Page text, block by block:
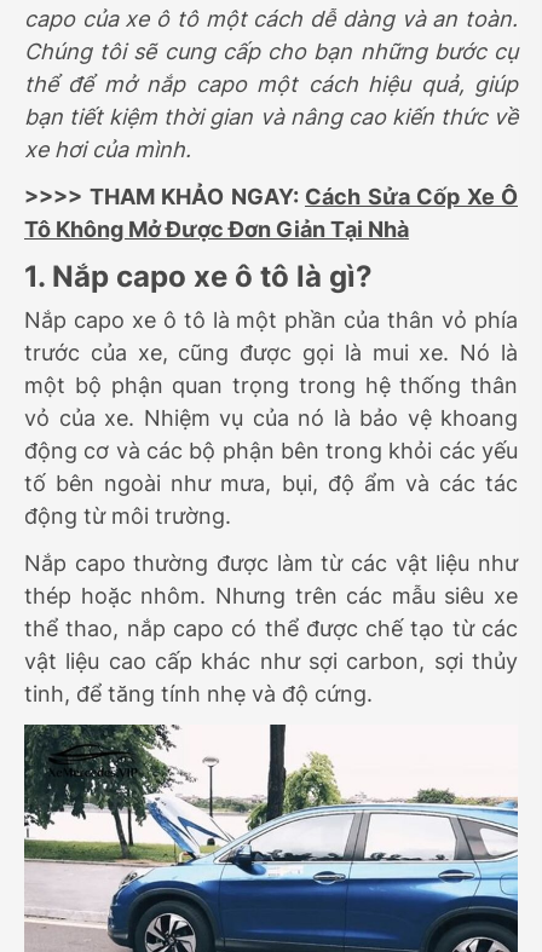
capo của xe ô tô một cách dễ dàng và an toàn.
Chúng tôi sẽ cung cấp cho bạn những bước cụ
thể để mở nắp capo một cách hiệu quả, giúp
bạn tiết kiệm thời gian và nâng cao kiến thức về
xe hơi của mình.
>>>> THAM KHẢO NGAY: Cách Sửa Cốp Xe Ô
Tô Không Mở Được Đơn Giản Tại Nhà
1. Nắp capo xe ô tô là gì?
Nắp capo xe ô tô là một phần của thân vỏ phía
trước của xe, cũng được gọi là mui xe. Nó là
một bộ phận quan trọng trong hệ thống thân
vỏ của xe. Nhiệm vụ của nó là bảo vệ khoang
động cơ và các bộ phận bên trong khỏi các yếu
tố bên ngoài như mưa, bụi, độ ẩm và các tác
động từ môi trường.
Nắp capo thường được làm từ các vật liệu như
thép hoặc nhôm. Nhưng trên các mẫu siêu xe
thể thao, nắp capo có thể được chế tạo từ các
vật liệu cao cấp khác như sợi carbon, sợi thủy
tinh, để tăng tính nhẹ và độ cứng.